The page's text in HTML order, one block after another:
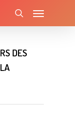
Menu
DES